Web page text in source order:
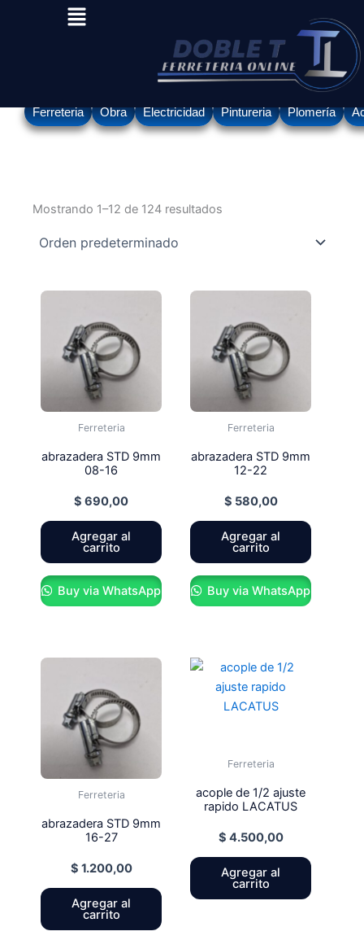
Menu
Ferreteria Obra Electricidad Pintureria Plomería
Mostrando 1–12 de 124 resultados
Ferreteria
abrazadera STD 9mm
08-16
$ 690,00
Agregar al
carrito
Buy via WhatsApp
Ferreteria
abrazadera STD 9mm
12-22
$ 580,00
Agregar al
carrito
Buy via WhatsApp
Ferreteria
abrazadera STD 9mm
16-27
$ 1.200,00
Agregar al
carrito
Ferreteria
acople de 1/2 ajuste
rapido LACATUS
$ 4.500,00
Agregar al
carrito